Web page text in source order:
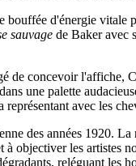
d'énergie
sauvage de Baker avec
concevoir l'affiche,
une palette
avec les
des années 1920.
objectiver les artistes
reléguant les